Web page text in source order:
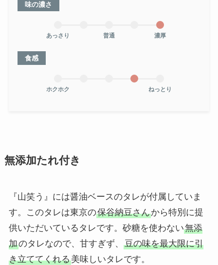
味の濃さ
あっさり 普通 濃厚
食感
ホクホク ねっとり
無添加たれ付き
『山笑う』には醤油ベースのタレが付属していま
す。このタレは東京の保谷納豆さんから特別に提
供いただいているタレです。砂糖を使わない無添
加のタレなので、甘すぎず、 豆の味を最大限に引
き立ててくれる美味しいタレです。